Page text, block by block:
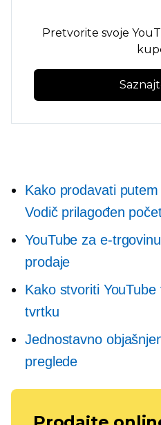
Pretvorite svoje
Kako prodavati putem
Vodič prilagođen
YouTube za e-
prodaje
Kako stvoriti
tvrtku
Jednostavno
preglede